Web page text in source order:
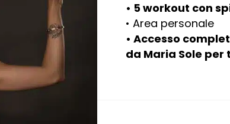
• 5 workout con
• Area personale
• Accesso
da Maria Sole per